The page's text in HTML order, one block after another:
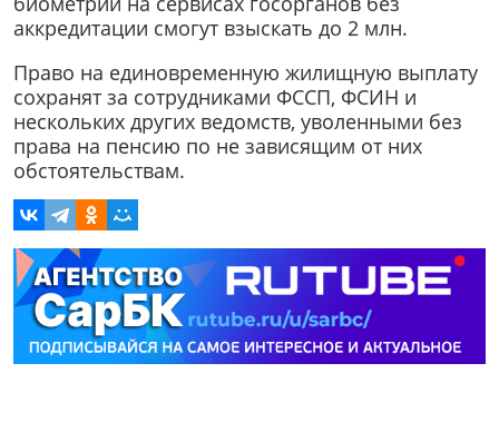
аккредитации смогут взыскать до 2 млн.
Право на единовременную жилищную выплату
сохранят за сотрудниками ФССП, ФСИН и
нескольких других ведомств, уволенными без
права на пенсию по не зависящим от них
обстоятельствам.